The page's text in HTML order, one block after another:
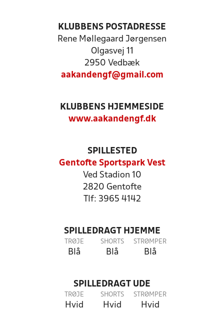
KLUBBENS POSTADRESSE
Rene Møllegaard Jørgensen
Olgasvej 11
2950 Vedbæk
aakandengf@gmail.com
KLUBBENS HJEMMESIDE
www.aakandengf.dk
SPILLESTED
Gentofte Sportspark Vest
Ved Stadion 10
2820 Gentofte
Tlf: 3965 4142
SPILLEDRAGT HJEMME
TRØJE
Blå
SHORTS
Blå
STRØMPER
Blå
SPILLEDRAGT UDE
TRØJE
Hvid
SHORTS
Hvid
STRØMPER
Hvid